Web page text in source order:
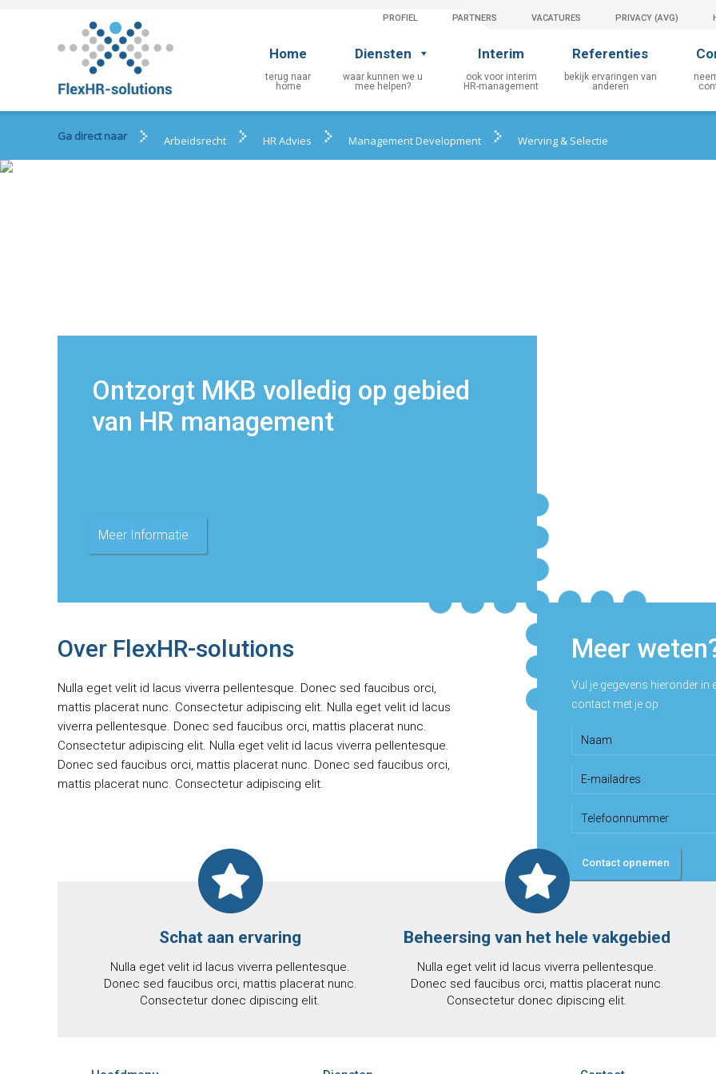
PROFIEL PARTNERS VACATURES PRIVACY (AVG)
Home Diensten Interim Referenties
Ga direct naar Arbeidsrecht HR Advies Management Development Werving & Selectie
Ontzorgt MKB volledig op gebied
van HR management
Meer Informatie
Meer
Vul je gegevens hieronder
contact met je op
Over FlexHR-solutions
Nulla eget velit id lacus viverra pellentesque. Donec sed faucibus orci,
mattis placerat nunc. Consectetur adipiscing elit. Nulla eget velit id lacus
viverra pellentesque. Donec sed faucibus orci, mattis placerat nunc.
Consectetur adipiscing elit. Nulla eget velit id lacus viverra pellentesque.
Donec sed faucibus orci, mattis placerat nunc. Donec sed faucibus orci,
mattis placerat nunc. Consectetur adipiscing elit.
Schat aan ervaring
Nulla eget velit id lacus viverra pellentesque.
Donec sed faucibus orci, mattis placerat nunc.
Consectetur donec dipiscing elit.
Beheersing van het hele vakgebied
Nulla eget velit id lacus viverra pellentesque.
Donec sed faucibus orci, mattis placerat nunc.
Consectetur donec dipiscing elit.